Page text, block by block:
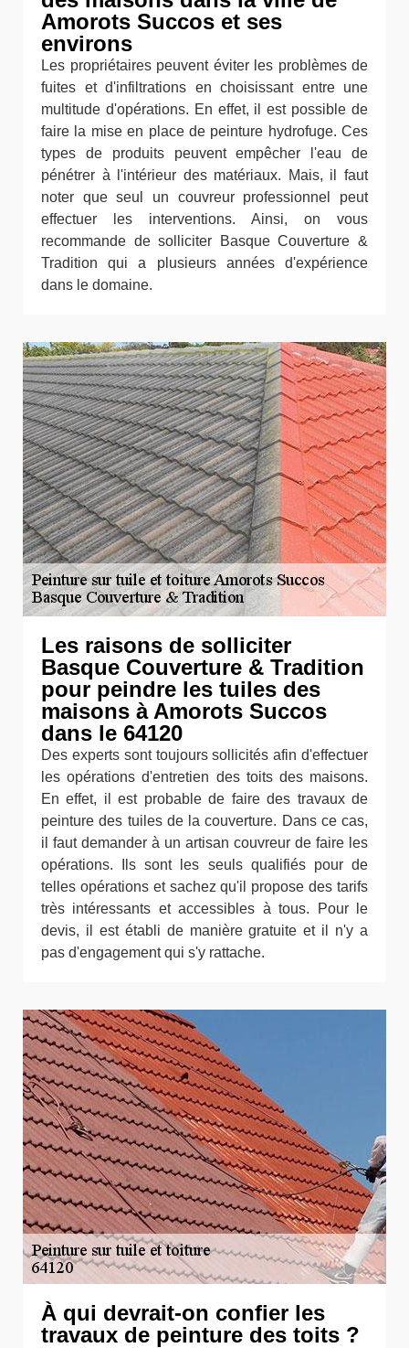
Amorots Succos et ses
environs
Les propriétaires peuvent éviter les problèmes de
fuites et d'infiltrations en choisissant entre une
multitude d'opérations. En effet, il est possible de
faire la mise en place de peinture hydrofuge. Ces
types de produits peuvent empêcher l'eau de
pénétrer à l'intérieur des matériaux. Mais, il faut
noter que seul un couvreur professionnel peut
effectuer les interventions. Ainsi, on vous
recommande de solliciter Basque Couverture &
Tradition qui a plusieurs années d'expérience
dans le domaine.
Les raisons de solliciter
Basque Couverture & Tradition
pour peindre les tuiles des
maisons à Amorots Succos
dans le 64120
Des experts sont toujours sollicités afin d'effectuer
les opérations d'entretien des toits des maisons.
En effet, il est probable de faire des travaux de
peinture des tuiles de la couverture. Dans ce cas,
il faut demander à un artisan couvreur de faire les
opérations. Ils sont les seuls qualifiés pour de
telles opérations et sachez qu'il propose des tarifs
très intéressants et accessibles à tous. Pour le
devis, il est établi de manière gratuite et il n'y a
pas d'engagement qui s'y rattache.
À qui devrait-on confier les
travaux de peinture des toits ?